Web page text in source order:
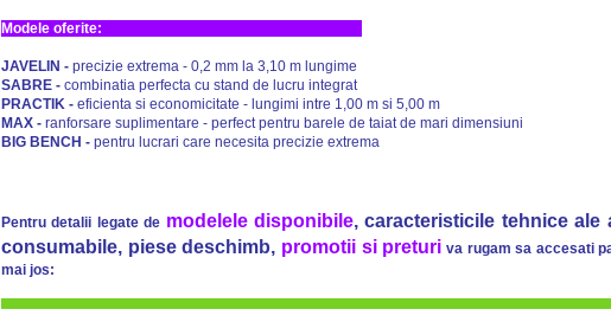
Modele oferite:
JAVELIN - precizie extrema - 0,2 mm la 3,10 m lungime
SABRE - combinatia perfecta cu stand de lucru integrat
PRACTIK - eficienta si economicitate - lungimi intre 1,00 m si 5,00 m
MAX - ranforsare suplimentare - perfect pentru barele de taiat de mari dimensiuni
BIG BENCH - pentru lucrari care necesita precizie extrema
Pentru detalii legate de modelele disponibile, caracteristicile tehnice ale
consumabile, piese deschimb, promotii si preturi va rugam sa accesati
mai jos: